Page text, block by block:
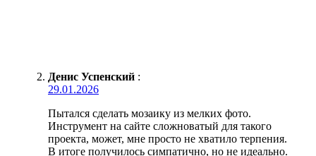
Денис Успенский :
29.01.2026
Пытался сделать мозаику из мелких фото.
Инструмент на сайте сложноватый для такого
проекта, может, мне просто не хватило терпения.
В итоге получилось симпатично, но не идеально.